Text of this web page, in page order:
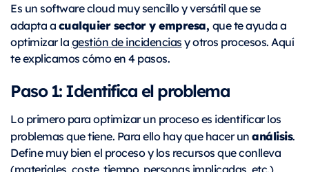
Es un software cloud muy sencillo y versátil que se
adapta acualquier sector y empresa, que te ayuda a
optimizar lagestión de incidenciasy otros procesos. Aquí
te explicamos cómo en 4 pasos.
Paso 1: Identifica el problema
Lo primero para optimizar un proceso es identificar los
problemas que tiene. Para ello hay que hacer unanálisis.
Define muy bien el proceso y los recursos que conlleva
(materiales, coste, tiempo, personas implicadas, etc.)